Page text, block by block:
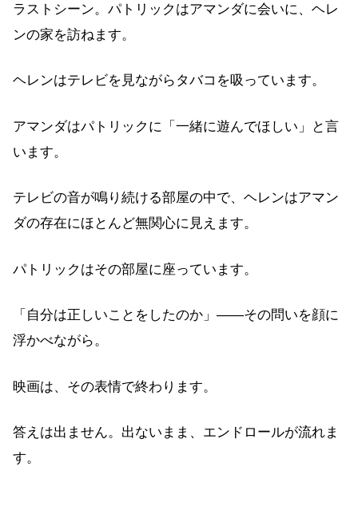
ラストシーン。パトリックはアマンダに会いに、ヘレ
ンの家を訪ねます。
ヘレンはテレビを見ながらタバコを吸っています。
アマンダはパトリックに「一緒に遊んでほしい」と言
います。
テレビの音が鳴り続ける部屋の中で、ヘレンはアマン
ダの存在にほとんど無関心に見えます。
パトリックはその部屋に座っています。
「自分は正しいことをしたのか」——その問いを顔に
浮かべながら。
映画は、その表情で終わります。
答えは出ません。出ないまま、エンドロールが流れま
す。